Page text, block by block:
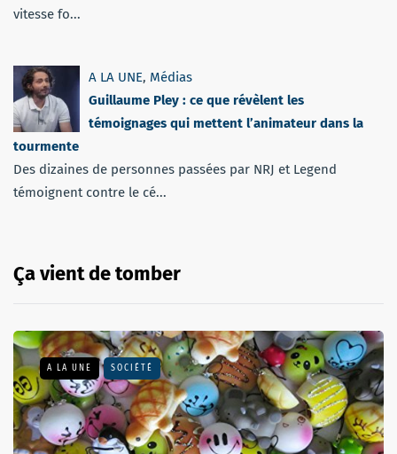
vitesse fo...
A LA UNE, Médias
Guillaume Pley : ce que révèlent les
témoignages qui mettent l’animateur dans la
tourmente
Des dizaines de personnes passées par NRJ et Legend
témoignent contre le cé...
Ça vient de tomber
A LA UNE SOCIÉTÉ